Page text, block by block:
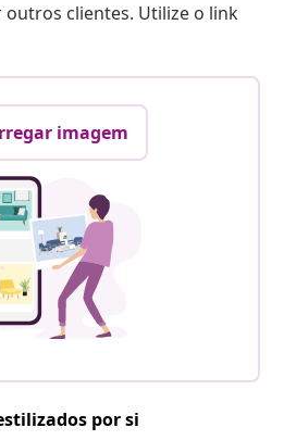
clientes. Utilize o link
imagem
por si